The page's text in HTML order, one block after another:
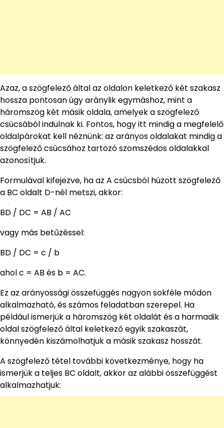
Azaz, a szögfelező által az oldalon keletkező két szakasz
hossza pontosan úgy aránylik egymáshoz, mint a
háromszög két másik oldala, amelyek a szögfelező
csúcsából indulnak ki. Fontos, hogy itt mindig a megfelelő
oldalpárokat kell néznünk: az arányos oldalakat mindig a
szögfelező csúcsához tartozó szomszédos oldalakkal
azonosítjuk.
Formulával kifejezve, ha az A csúcsból húzott szögfelező
a BC oldalt D-nél metszi, akkor:
BD / DC = AB / AC
vagy más betűzéssel:
BD / DC = c / b
ahol c = AB és b = AC.
Ez az arányossági összefüggés nagyon sokféle módon
alkalmazható, és számos feladatban szerepel. Ha
például ismerjük a háromszög két oldalát és a harmadik
oldal szögfelező által keletkező egyik szakaszát,
könnyedén kiszámolhatjuk a másik szakasz hosszát.
A szögfelező tétel további következménye, hogy ha
ismerjük a teljes BC oldalt, akkor az alábbi összefüggést
alkalmazhatjuk: